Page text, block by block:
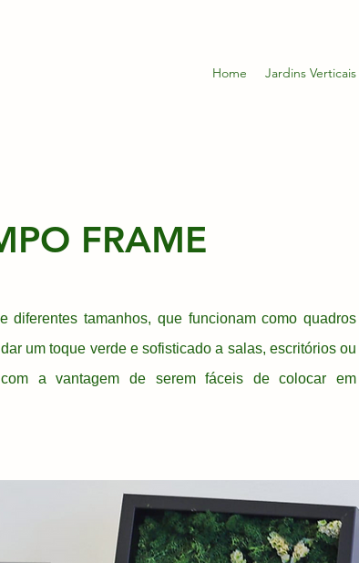
Home Jardins Verticais
FRAME
diferentes tamanhos, que funcionam como quadros
um toque verde e sofisticado a salas, escritórios ou
com a vantagem de serem fáceis de colocar em